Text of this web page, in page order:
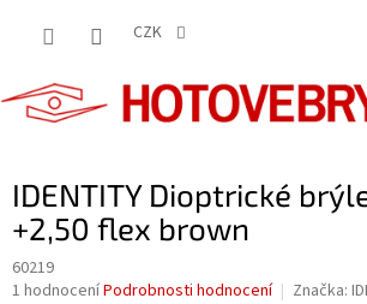
CZK
IDENTITY Dioptrické
+2,50 flex brown
60219
Průměrné
1 hodnoceníPodrobnosti hodnocení Značka: